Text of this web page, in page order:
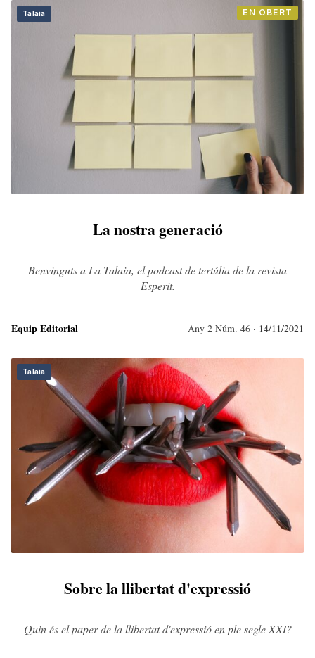
EN OBERT
Talaia
La nostra generació
Benvinguts a La Talaia, el podcast de tertúlia de la revista
Esperit.
Equip Editorial Any 2 Núm. 46 · 14/11/2021
Talaia
Sobre la llibertat d'expressió
Quin és el paper de la llibertat d'expressió en ple segle XXI?